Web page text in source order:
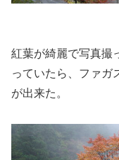
紅葉が綺麗で写真撮
っていたら、ファガ
が出来た。